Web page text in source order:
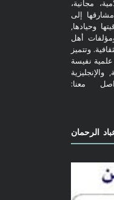
مجانية،
إلى
وحيادها,
أهل
وتتميز
نفيسة
معنا:
الرحمان